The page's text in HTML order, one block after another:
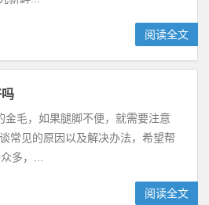
阅读全文
毛，如果腿脚不便，就需要注意
常见的原因以及解决办法，希望帮
，...
阅读全文